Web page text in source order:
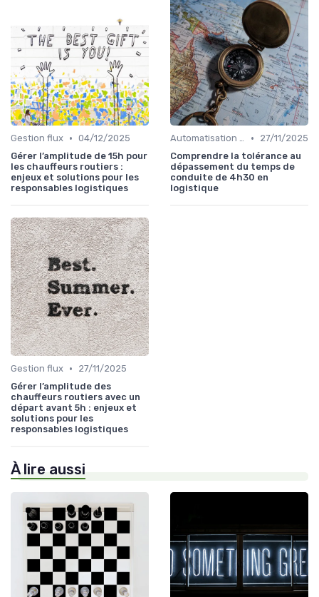
Gestion flux • 04/12/2025
Gérer l’amplitude de 15h pour
les chauffeurs routiers :
enjeux et solutions pour les
responsables logistiques
Automatisation processus •
27/11/2025
Comprendre la tolérance au
dépassement du temps de
conduite de 4h30 en
logistique
Gestion flux •
27/11/2025
Gérer l’amplitude des
chauffeurs routiers avec un
départ avant 5h : enjeux et
solutions pour les
responsables logistiques
À lire aussi